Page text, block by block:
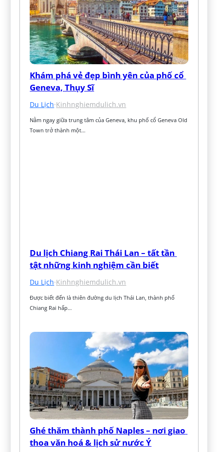
Khám phá vẻ đẹp bình yên của phố cổ
Geneva, Thụy Sĩ
Du Lịch·Kinhnghiemdulich.vn
Nằm ngay giữa trung tâm của Geneva, khu phố cổ Geneva Old
Town trở thành một…
Du lịch Chiang Rai Thái Lan – tất tần
tật những kinh nghiệm cần biết
Du Lịch·Kinhnghiemdulich.vn
Được biết đến là thiên đường du lịch Thái Lan, thành phố
Chiang Rai hấp…
Ghé thăm thành phố Naples – nơi giao
thoa văn hoá & lịch sử nước Ý